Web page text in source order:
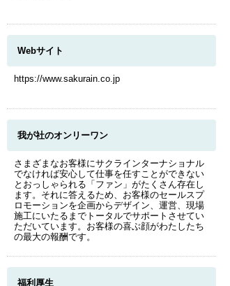
Webサイト
https://www.sakurain.co.jp
我が社のオンリーワン
さまざまなお客様にサクラインターナショナル
でなければ安心して仕事を任すことができない
とおっしゃられる「ファン」がたくさん存在し
ます。それに答えるため、お客様のセールスプ
ロモーションを企画からデザイン、運営、現場
施工にいたるまでトータルでサポートさせてい
ただいています。お客様の喜ぶ顔がわたしたち
の最大の報酬です。
福利厚生